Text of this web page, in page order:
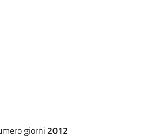
giorni 2012